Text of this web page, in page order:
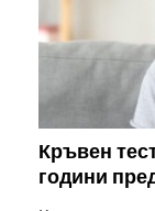
Кръвен
години